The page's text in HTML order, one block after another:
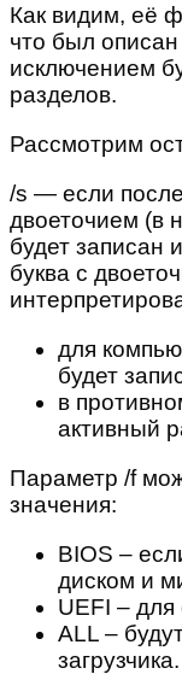
Как видим, её
что был
исключением
разделов.
Рассмотрим
/s — если после
двоеточием (в
будет записан
буква с
для
будет
в
активный
Параметр /f
значения:
BIOS –
диском и
UEFI – для
ALL –
загрузчика.